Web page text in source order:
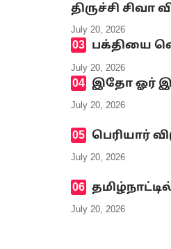
திருச்சி சிவா
July 20, 2026
பக்தியை
July 20, 2026
இதோ ஓர்
July 20, 2026
பெரியார்
July 20, 2026
July 20, 2026